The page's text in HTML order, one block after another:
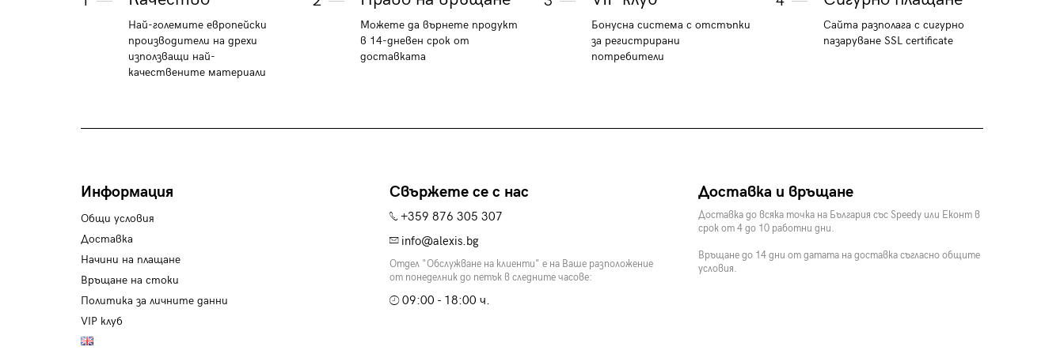
Най-големите европейски
производители на дрехи
използващи най-
качествените материали
Можете да върнете продукт
в 14-дневен срок от
доставката
Бонусна система с отстъпки
за регистрирани
потребители
Сайта разполага с сигурно
пазаруване SSL certificate
Информация
Общи условия
Доставка
Начини на плащане
Връщане на стоки
Политика за личните данни
VIP клуб
Свържете се с нас
+359 876 305 307
info@alexis.bg
Отдел "Обслужване на клиенти" е на Ваше разположение
от понеделник до петък в следните часове:
09:00 - 18:00 ч.
Доставка и връщане
Доставка до всяка точка на България със Speedy или Еконт в
срок от 4 до 10 работни дни.
Връщане до 14 дни от датата на доставка съгласно общите
условия.